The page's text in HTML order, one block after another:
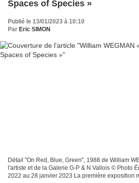
Spaces of Species »
Publié le 13/01/2023 à 10:10
Par Eric SIMON
Détail "On Red, Blue, Green", 1988 de William
l'artiste et de la Galerie G-P & N Vallois © Photo Éric Simon Du 9 décembre
2022 au 28 janvier 2023 La première exposition